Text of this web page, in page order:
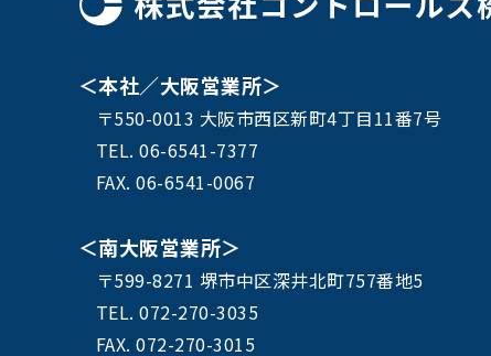
＜本社／大阪営業所＞
〒550-0013 大阪市西区新町4丁目11番7号
TEL. 06-6541-7377
FAX. 06-6541-0067
＜南大阪営業所＞
〒599-8271 堺市中区深井北町757番地5
TEL. 072-270-3035
FAX. 072-270-3015